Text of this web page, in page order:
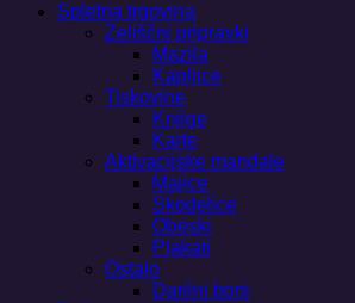
Spletna trgovina
Zeliščni pripravki
Mazila
Kapljice
Tiskovine
Knjige
Karte
Aktivacijske mandale
Majice
Skodelice
Obeski
Plakati
Ostalo
Darilni boni